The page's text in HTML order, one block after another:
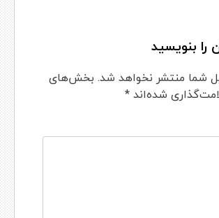
را بنویسید
شما منتشر نخواهد شد. بخش‌های
شده‌اند*